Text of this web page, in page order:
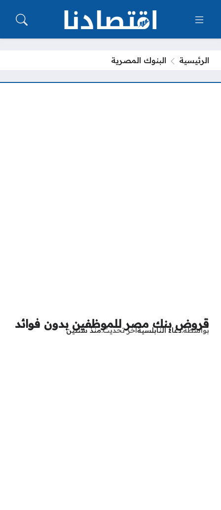
الرئيسية البنوك المصرية
قروض بنك مصر للموظفين بدون فوائد
بواسطةدعاء النابلسيةآخر تحديثمنذ سنتين